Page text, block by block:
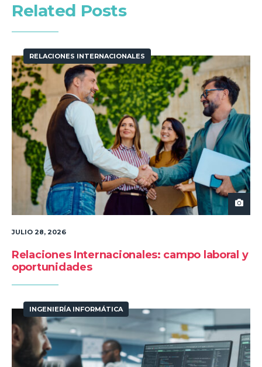
Related Posts
RELACIONES INTERNACIONALES
JULIO 28, 2026
Relaciones Internacionales: campo laboral y
oportunidades
INGENIERÍA INFORMÁTICA